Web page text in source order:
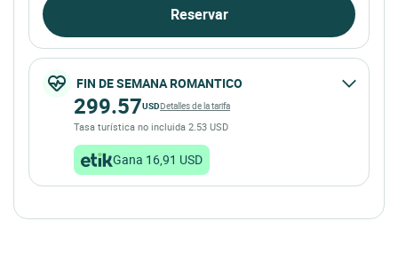
Reservar
FIN DE SEMANA ROMANTICO
299.57USDDetalles de la tarifa
Tasa turística no incluida 2.53 USD
Gana 16,91 USD